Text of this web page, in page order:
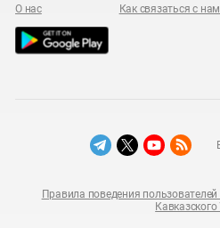
О нас Как связаться с
Правила поведения